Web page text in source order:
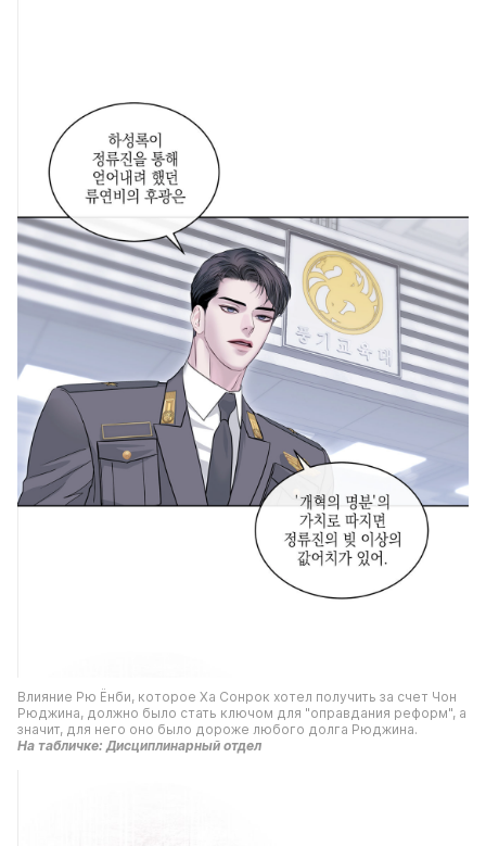
Влияние Рю Ёнби, которое Ха Сонрок хотел получить за счет Чон
Рюджина, должно было стать ключом для "оправдания реформ", а
значит, для него оно было дороже любого долга Рюджина.
На табличке: Дисциплинарный отдел